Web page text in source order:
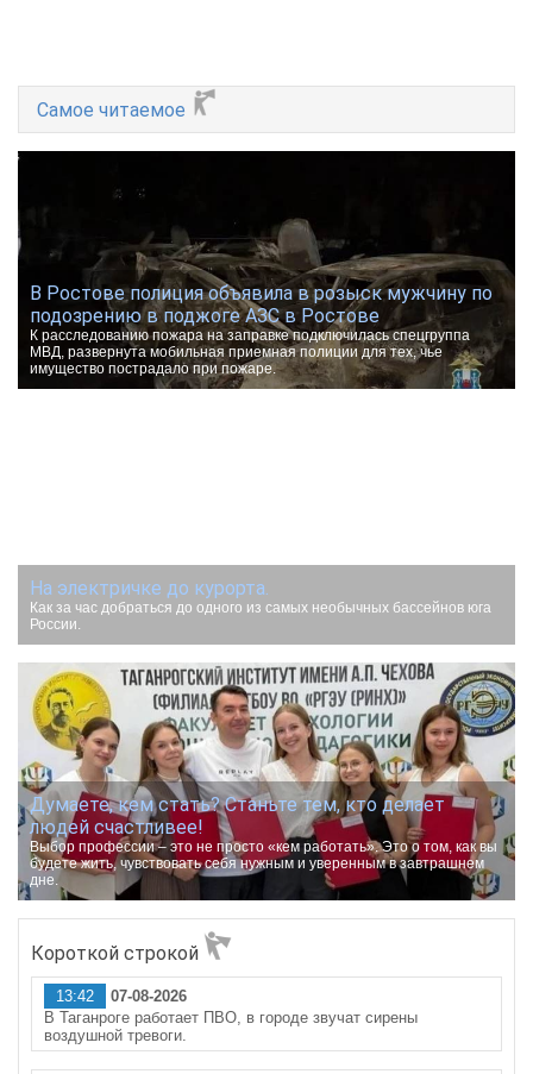
Самое читаемое
В Ростове полиция объявила в розыск мужчину по
подозрению в поджоге АЗС в Ростове
К расследованию пожара на заправке подключилась спецгруппа
МВД, развернута мобильная приемная полиции для тех, чье
имущество пострадало при пожаре.
На электричке до курорта.
Как за час добраться до одного из самых необычных бассейнов юга
России.
Думаете, кем стать? Станьте тем, кто делает
людей счастливее!
Выбор профессии – это не просто «кем работать». Это о том, как вы
будете жить, чувствовать себя нужным и уверенным в завтрашнем
дне.
Короткой строкой
13:42
07-08-2026
В Таганроге работает ПВО, в городе звучат сирены
воздушной тревоги.